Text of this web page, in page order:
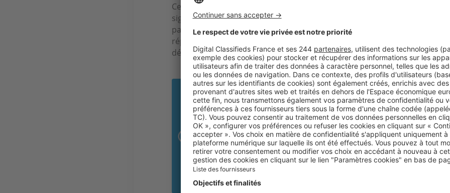
Cette somme n’est en aucun cas une obligation légale, il est donc tout à
signer un compromis de vente sans verser de séquestre. Bien que le
pas obligatoire, il est presque toujours demandé. En revanche, il s’agit
répandu, et il est bien rare de conclure un compromis de vente sans le
dépôt de garantie.
Bon à savoir
L’avantage du séquestre est donc de rassurer le vendeur sur
l’engagement de l’acquéreur, mais cette somme reste
jusqu’à la vente, ce qui permet à l’acquéreur de la récupérer
facilement encas de rétractation. En cas de rétractation dans
délai de rétractationlégal, l'acheteur peut récupérer le
sans pénalité.